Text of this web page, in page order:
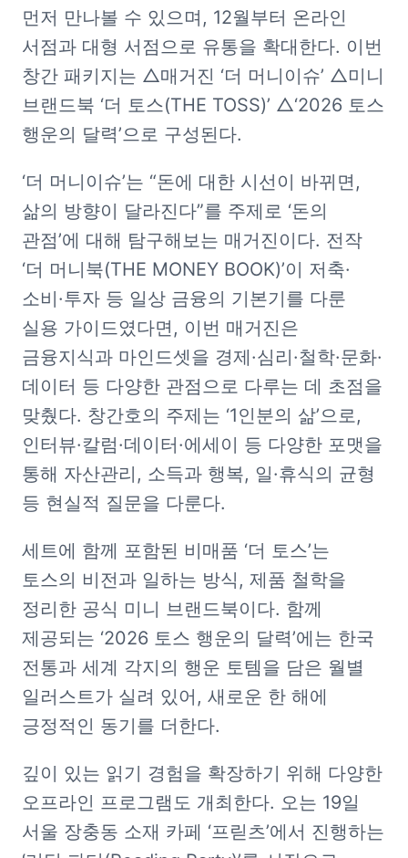
먼저 만나볼 수 있으며, 12월부터 온라인
서점과 대형 서점으로 유통을 확대한다. 이번
창간 패키지는 △매거진 ‘더 머니이슈’ △미니
브랜드북 ‘더 토스(THE TOSS)’ △‘2026 토스
행운의 달력’으로 구성된다.
‘더 머니이슈’는 “돈에 대한 시선이 바뀌면,
삶의 방향이 달라진다”를 주제로 ‘돈의
관점’에 대해 탐구해보는 매거진이다. 전작
‘더 머니북(THE MONEY BOOK)’이 저축·
소비·투자 등 일상 금융의 기본기를 다룬
실용 가이드였다면, 이번 매거진은
금융지식과 마인드셋을 경제·심리·철학·문화·
데이터 등 다양한 관점으로 다루는 데 초점을
맞췄다. 창간호의 주제는 ‘1인분의 삶’으로,
인터뷰·칼럼·데이터·에세이 등 다양한 포맷을
통해 자산관리, 소득과 행복, 일·휴식의 균형
등 현실적 질문을 다룬다.
세트에 함께 포함된 비매품 ‘더 토스’는
토스의 비전과 일하는 방식, 제품 철학을
정리한 공식 미니 브랜드북이다. 함께
제공되는 ‘2026 토스 행운의 달력’에는 한국
전통과 세계 각지의 행운 토템을 담은 월별
일러스트가 실려 있어, 새로운 한 해에
긍정적인 동기를 더한다.
깊이 있는 읽기 경험을 확장하기 위해 다양한
오프라인 프로그램도 개최한다. 오는 19일
서울 장충동 소재 카페 ‘프릳츠’에서 진행하는